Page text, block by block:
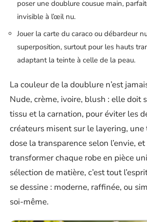
poser une doublure cousue main,
invisible à l’œil nu.
Jouer la carte du caraco ou débardeur
superposition, surtout pour les hauts
adaptant la teinte à celle de la peau.
La couleur de la doublure n’est
Nude, crème, ivoire, blush : elle doit
tissu et la carnation, pour éviter les
créateurs misent sur le layering,
dose la transparence selon l’envie,
transformer chaque robe en pièce
sélection de matière, c’est tout
se dessine : moderne, raffinée, ou
soi-même.